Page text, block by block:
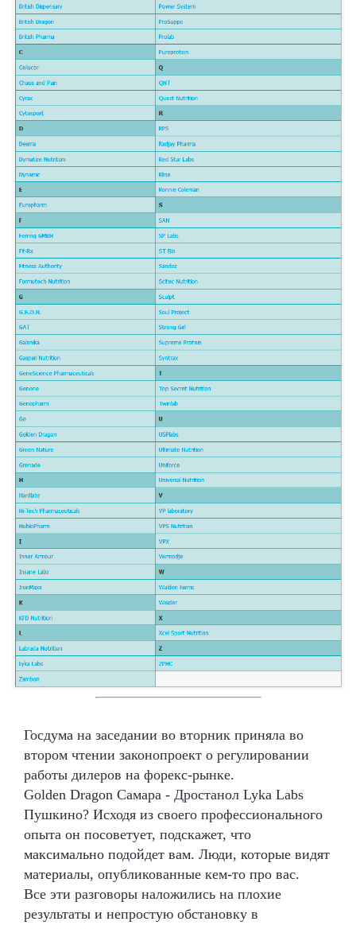
Госдума на заседании во вторник приняла во
втором чтении законопроект о регулировании
работы дилеров на форекс-рынке.
Golden Dragon Самара - Дростанол Lyka Labs
Пушкино? Исходя из своего профессионального
опыта он посоветует, подскажет, что
максимально подойдет вам. Люди, которые видят
материалы, опубликованные кем-то про вас.
Все эти разговоры наложились на плохие
результаты и непростую обстановку в